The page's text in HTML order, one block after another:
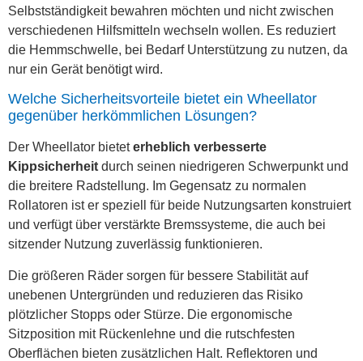
Selbstständigkeit bewahren möchten und nicht zwischen
verschiedenen Hilfsmitteln wechseln wollen. Es reduziert
die Hemmschwelle, bei Bedarf Unterstützung zu nutzen, da
nur ein Gerät benötigt wird.
Welche Sicherheitsvorteile bietet ein Wheellator
gegenüber herkömmlichen Lösungen?
Der Wheellator bieteterheblich verbesserte
Kippsicherheit durch seinen niedrigeren Schwerpunkt und
die breitere Radstellung. Im Gegensatz zu normalen
Rollatoren ist er speziell für beide Nutzungsarten konstruiert
und verfügt über verstärkte Bremssysteme, die auch bei
sitzender Nutzung zuverlässig funktionieren.
Die größeren Räder sorgen für bessere Stabilität auf
unebenen Untergründen und reduzieren das Risiko
plötzlicher Stopps oder Stürze. Die ergonomische
Sitzposition mit Rückenlehne und die rutschfesten
Oberflächen bieten zusätzlichen Halt. Reflektoren und